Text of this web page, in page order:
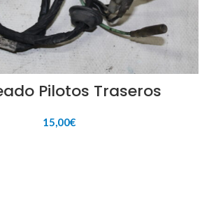
Pilotos Traseros
15,00€